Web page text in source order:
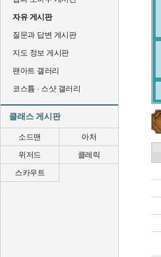
자유 게시판
질문과 답변 게시판
지도 정보 게시판
팬아트 갤러리
코스튬 · 스샷 갤러리
클래스 게시판
소드맨
아처
위저드
클레릭
스카우트